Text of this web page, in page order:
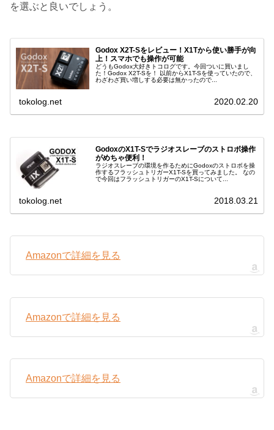
を選ぶと良いでしょう。
Godox X2T-Sをレビュー！X1Tから使い勝手が向
上！スマホでも操作が可能
どうもGodox大好きトコログです。今回ついに買いまし
た！Godox X2T-Sを！ 以前からX1T-Sを使っていたので、
わざわざ買い増しする必要は無かったので...
tokolog.net 2020.02.20
GodoxのX1T-Sでラジオスレーブのストロボ操作
がめちゃ便利！
ラジオスレーブの環境を作るためにGodoxのストロボを操
作するフラッシュトリガーX1T-Sを買ってみました。 なの
で今回はフラッシュトリガーのX1T-Sについて...
tokolog.net 2018.03.21
Amazonで詳細を見る
Amazonで詳細を見る
Amazonで詳細を見る